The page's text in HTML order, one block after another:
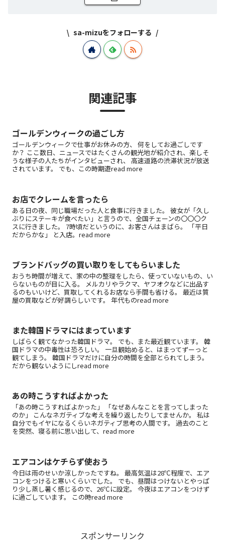
sa-mizuをフォローする
関連記事
ゴールデンウィークの過ごし方
ゴールデンウィークで仕事がお休みの方、 何をしてお過ごしです
か？ ここ数日、ニュースではたくさんの観光地が紹介され、楽しそ
うな様子の人たちがインタビューされ、 高速道路の渋滞状況が放送
されています。 でも、この時期遊read more
お店でクレームを言ったら
ある日の夜、同じ職場だった人と食事に行きました。 彼女が「久し
ぶりにステーキが食べたい」と言うので、全国チェーンの〇〇〇ク
スに行きました。 7時頃だというのに、お客さんはまばら。 「平日
だからかな」 と入店。read more
ブランドバッグの買い取りをしてもらいました
おうち時間が増えて、家の中の整理をしたら、使っていないもの、い
らないものが目に入る。 メルカリやラクマ、ヤフオクなどに出品す
るのもいいけど、買取してくれるお店なら手間も省ける。 最近は質
屋の買取などが好調らしいです。 年代ものread more
また韓国ドラマにはまっています
しばらく観てなかった韓国ドラマ。 でも、また最近観ています。 韓
国ドラマの中毒性は恐ろしい。 一旦観始めると、はまってずーっと
観てしまう。 韓国ドラマだけに自分の時間を全部とられてしまう。
だから観ないようにしread more
あの時こうすればよかった
「あの時こうすればよかった」 「なぜあんなことを言ってしまった
のか」 こんなネガティブな考えを繰り返したりしてませんか。 私は
自分でもイヤになるくらいネガティブ思考の人間です。 過去のこと
を突然、寝る前に思い出して、read more
エアコンはケチらず使おう
今日は雨のせいか涼しかったですね。 最高気温は28℃程度で、エア
コンをつけると寒いくらいでした。 でも、昼間はつけないとやっぱ
り少し蒸し暑く感じるので、26℃に設定。 今夜はエアコンをつけず
に過ごしています。 この時read more
スポンサーリンク